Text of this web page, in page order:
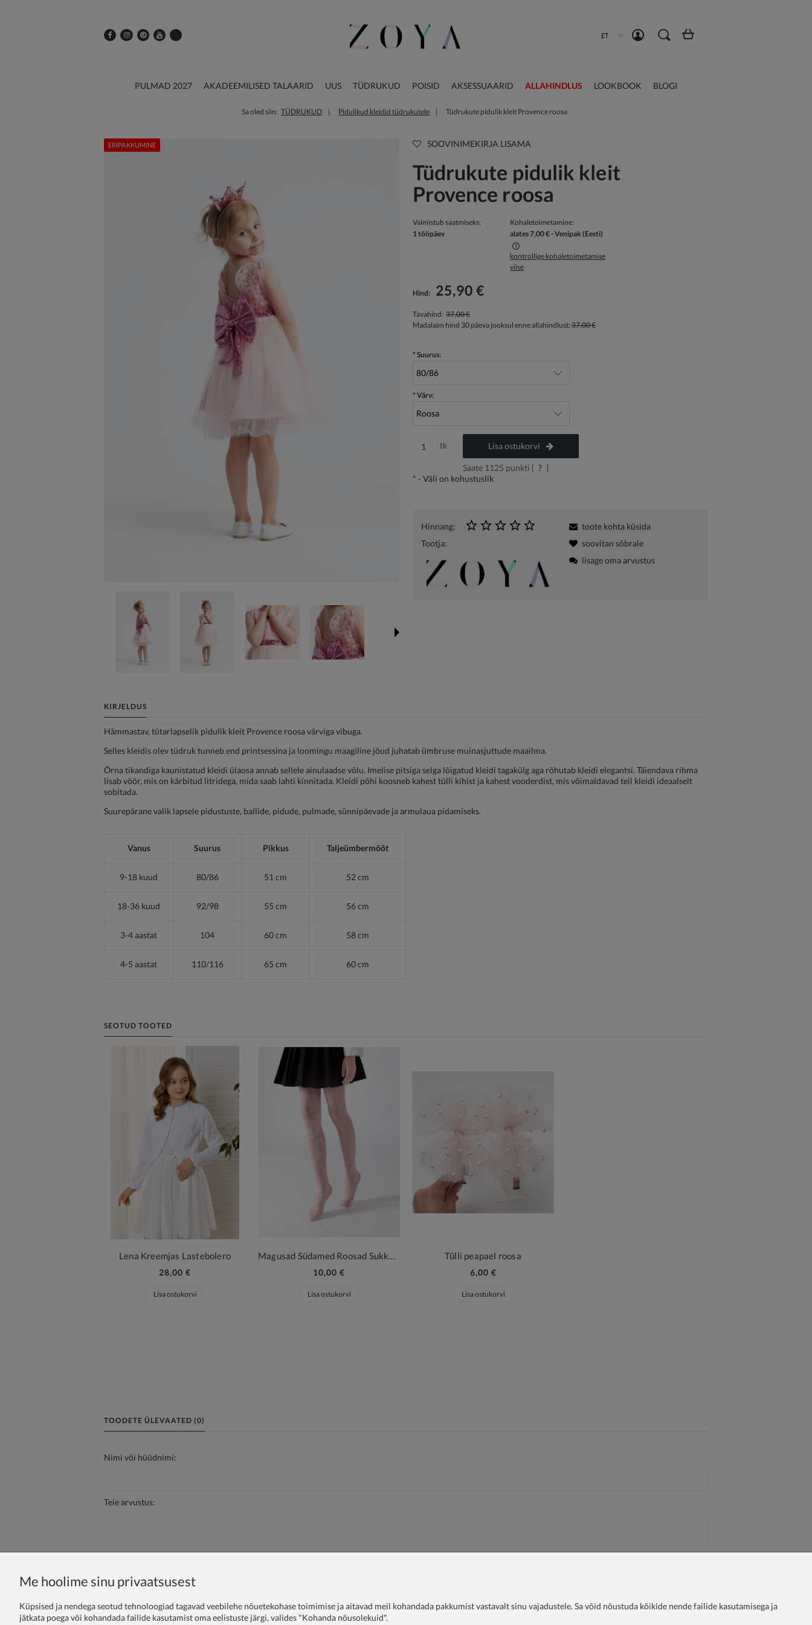
ET
PULMAD 2027 AKADEEMILISED TALAARID UUS TÜDRUKUD POISID AKSESSUAARID ALLAHINDLUS LOOKBOOK BLOGI
Sa oled siin: TÜDRUKUD Pidulikud kleidid tüdrukutele Tüdrukute pidulik kleit Provence roosa
ERIPAKKUMINE SOOVINIMEKIRJA LISAMA
Tüdrukute pidulik kleit
Provence roosa
Valmistub saatmiseks:
1 tööpäev
Kohaletoimetamine:
alates 7,00 €- Venipak (Eesti)
kontrollige kohaletoimetamise
viise
Hind: 25,90 €
Tavahind: 37,00 €
Madalaim hind 30 päeva jooksul enne allahindlust:37,00 €
* Suurus:
* Värv:
tk Lisa ostukorvi
Saate 1125 punkti [ ? ]
* - Väli on kohustuslik
Hinnang:
Tootja:
toote kohta küsida
soovitan sõbrale
lisage oma arvustus
KIRJELDUS
Hämmastav, tütarlapselik pidulik kleit Provence roosa värviga vibuga.
Selles kleidis olev tüdruk tunneb end printsessina ja loomingu maagiline jõud juhatab ümbruse muinasjuttude maailma.
Õrna tikandiga kaunistatud kleidi ülaosa annab sellele ainulaadse võlu. Imelise pitsiga selga lõigatud kleidi tagakülg aga rõhutab kleidi elegantsi. Täiendava rihma
lisab vöör, mis on kärbitud litridega, mida saab lahti kinnitada. Kleidi põhi koosneb kahest tülli kihist ja kahest vooderdist, mis võimaldavad teil kleidi ideaalselt
sobitada.
Suurepärane valik lapsele pidustuste, ballide, pidude, pulmade, sünnipäevade ja armulaua pidamiseks.
Vanus Suurus Pikkus Taljeümbermõõt
9-18 kuud 80/86 51 cm 52 cm
18-36 kuud 92/98 55 cm 56 cm
3-4 aastat 104 60 cm 58 cm
4-5 aastat 110/116 65 cm 60 cm
SEOTUD TOOTED
Lena Kreemjas Lastebolero
28,00 €
Lisa ostukorvi
10,00 €
Lisa ostukorvi
Tülli peapael roosa
6,00 €
Lisa ostukorvi
TOODETE ÜLEVAATED (0)
Nimi või hüüdnimi:
Teie arvustus:
Saada
Me hoolime sinu privaatsusest
Küpsised ja nendega seotud tehnoloogiad tagavad veebilehe nõuetekohase toimimise ja aitavad meil kohandada pakkumist vastavalt sinu vajadustele. Sa võid nõustuda kõikide nende failide kasutamisega ja
jätkata poega või kohandada failide kasutamist oma eelistuste järgi, valides "Kohanda nõusolekuid".